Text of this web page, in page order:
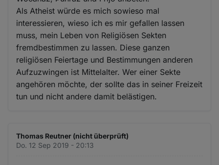
Als Atheist würde es mich sowieso mal
interessieren, wieso ich es mir gefallen lassen
muss, mein Leben von Religiösen Sekten
fremdbestimmen zu lassen. Diese ganzen
religiösen Feiertage und Bestimmungen anderen
Aufzuzwingen ist Mittelalter. Wer einer Sekte
angehören möchte, der sollte das in seiner Freizeit
tun und nicht andere damit belästigen.
Thomas Reutner (nicht überprüft)
Do. 12 Sep 2019 - 20:13